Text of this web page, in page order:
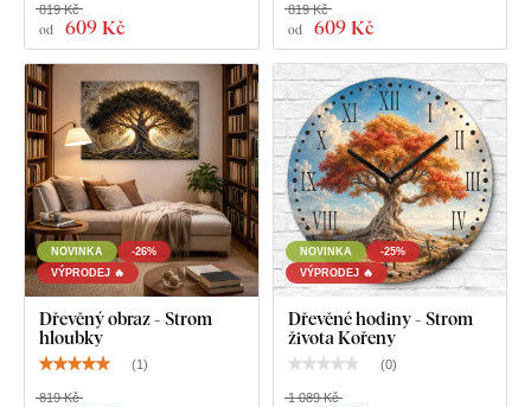
od 609 Kč
819 Kč
od 609 Kč
819 Kč
NOVINKA
-26%
VÝPRODEJ 🔥
Dřevěný obraz - Strom
hloubky
(1)
819 Kč
NOVINKA
-25%
VÝPRODEJ 🔥
Dřevěné hodiny - Strom
života Kořeny
(0)
1 089 Kč